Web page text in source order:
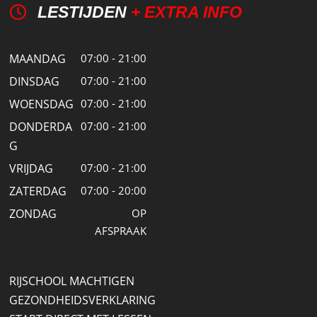
LESTIJDEN + EXTRA INFO
MAANDAG 07:00 - 21:00
DINSDAG 07:00 - 21:00
WOENSDAG 07:00 - 21:00
DONDERDA
G
07:00 - 21:00
VRIJDAG 07:00 - 21:00
ZATERDAG 07:00 - 20:00
ZONDAG
OP
AFSPRAAK
RIJSCHOOL MACHTIGEN
GEZONDHEIDSVERKLARING